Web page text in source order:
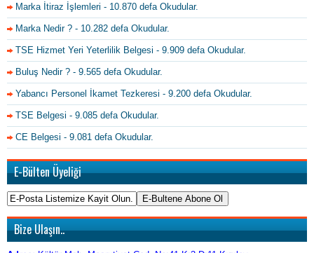
Marka İtiraz İşlemleri - 10.870 defa Okudular.
Marka Nedir ? - 10.282 defa Okudular.
TSE Hizmet Yeri Yeterlilik Belgesi - 9.909 defa Okudular.
Buluş Nedir ? - 9.565 defa Okudular.
Yabancı Personel İkamet Tezkeresi - 9.200 defa Okudular.
TSE Belgesi - 9.085 defa Okudular.
CE Belgesi - 9.081 defa Okudular.
E-Bülten Üyeliği
Bize Ulaşın..